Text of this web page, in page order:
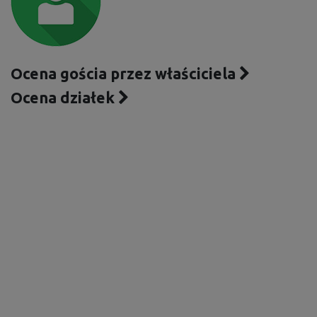
Ocena gościa przez właściciela
Ocena działek